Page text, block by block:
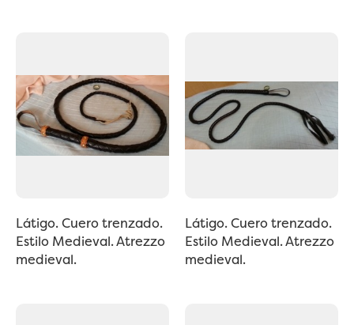
Látigo. Cuero trenzado.
Estilo Medieval. Atrezzo
medieval.
Látigo. Cuero trenzado.
Estilo Medieval. Atrezzo
medieval.